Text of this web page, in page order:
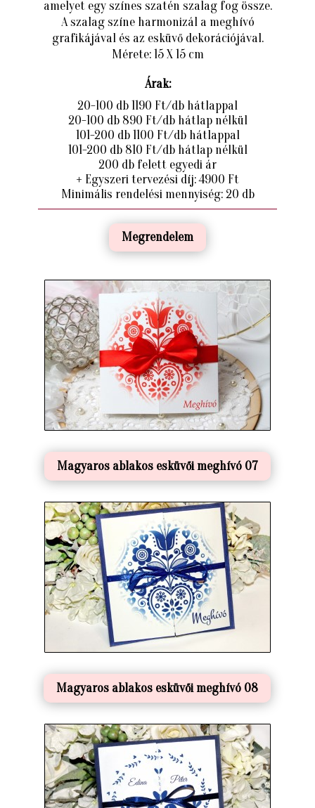
amelyet egy színes szatén szalag fog össze.
A szalag színe harmonizál a meghívó
grafikájával és az esküvő dekorációjával.
Mérete: 15 X 15 cm
Árak:
20-100 db 1190 Ft/db hátlappal
20-100 db 890 Ft/db hátlap nélkül
101-200 db 1100 Ft/db hátlappal
101-200 db 810 Ft/db hátlap nélkül
200 db felett egyedi ár
+ Egyszeri tervezési díj: 4900 Ft
Minimális rendelési mennyiség: 20 db
Megrendelem
Magyaros ablakos esküvői meghívó 07
Magyaros ablakos esküvői meghívó 08